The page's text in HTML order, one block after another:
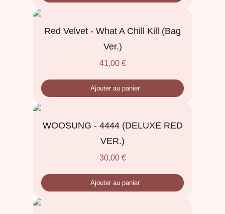
Red Velvet - What A Chill Kill (Bag
Ver.)
41,00 €
Ajouter au panier
WOOSUNG - 4444 (DELUXE RED
VER.)
30,00 €
Ajouter au panier